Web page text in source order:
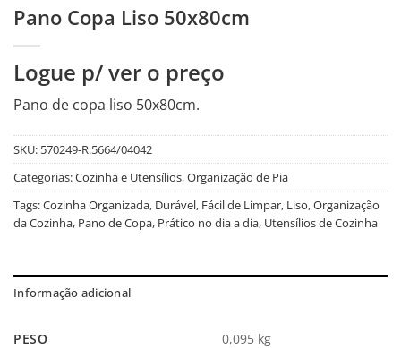
Pano Copa Liso 50x80cm
Logue p/ ver o preço
Pano de copa liso 50x80cm.
SKU: 570249-R.5664/04042
Categorias:Cozinha e Utensílios,Organização de Pia
Tags:Cozinha Organizada, Durável, Fácil de Limpar, Liso,Organização
da Cozinha, Pano de Copa, Prático no dia a dia, Utensílios de Cozinha
Informação adicional
PESO
0,095 kg